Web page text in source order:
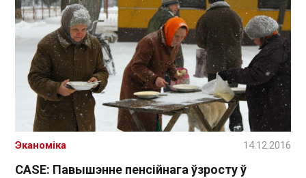
CASE: Павышэнне пенсійнага ўзросту ў
Эканоміка 14.12.2016